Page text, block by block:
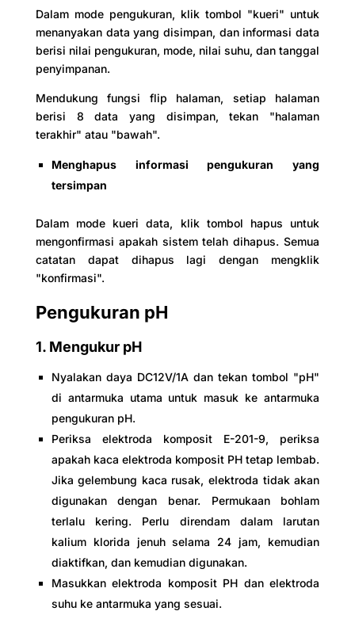
Dalam mode pengukuran, klik tombol "kueri" untuk
menanyakan data yang disimpan, dan informasi data
berisi nilai pengukuran, mode, nilai suhu, dan tanggal
penyimpanan.
Mendukung fungsi flip halaman, setiap halaman
berisi 8 data yang disimpan, tekan "halaman
terakhir" atau "bawah".
Menghapus informasi pengukuran yang
tersimpan
Dalam mode kueri data, klik tombol hapus untuk
mengonfirmasi apakah sistem telah dihapus. Semua
catatan dapat dihapus lagi dengan mengklik
"konfirmasi".
Pengukuran pH
1. Mengukur pH
Nyalakan daya DC12V/1A dan tekan tombol "pH"
di antarmuka utama untuk masuk ke antarmuka
pengukuran pH.
Periksa elektroda komposit E-201-9, periksa
apakah kaca elektroda komposit PH tetap lembab.
Jika gelembung kaca rusak, elektroda tidak akan
digunakan dengan benar. Permukaan bohlam
terlalu kering. Perlu direndam dalam larutan
kalium klorida jenuh selama 24 jam, kemudian
diaktifkan, dan kemudian digunakan.
Masukkan elektroda komposit PH dan elektroda
suhu ke antarmuka yang sesuai.